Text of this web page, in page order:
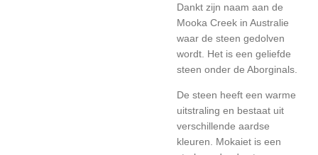
Dankt zijn naam aan de
Mooka Creek in Australie
waar de steen gedolven
wordt. Het is een geliefde
steen onder de Aborginals.
De steen heeft een warme
uitstraling en bestaat uit
verschillende aardse
kleuren. Mokaiet is een